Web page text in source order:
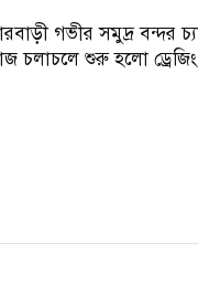
গভীর সমুদ্র বন্দর
চলাচলে শুরু হলো ড্রেজিং